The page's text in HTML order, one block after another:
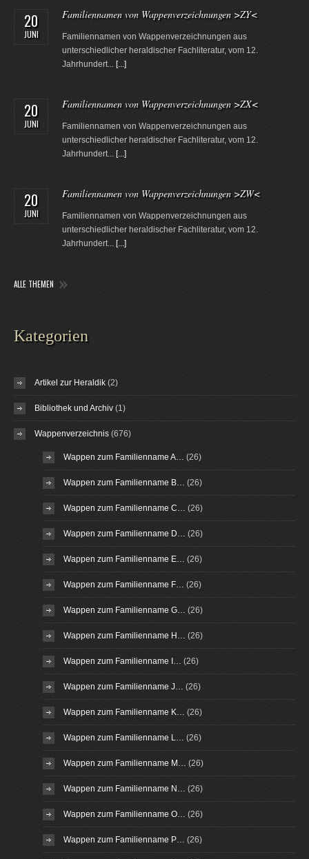
20
JUNI
Familiennamen von Wappenverzeichnungen >ZY<
Familiennamen von Wappenverzeichnungen aus
unterschiedlicher heraldischer Fachliteratur, vom 12.
Jahrhundert... [...]
20
JUNI
Familiennamen von Wappenverzeichnungen >ZX<
Familiennamen von Wappenverzeichnungen aus
unterschiedlicher heraldischer Fachliteratur, vom 12.
Jahrhundert... [...]
20
JUNI
Familiennamen von Wappenverzeichnungen >ZW<
Familiennamen von Wappenverzeichnungen aus
unterschiedlicher heraldischer Fachliteratur, vom 12.
Jahrhundert... [...]
ALLE THEMEN
Kategorien
Artikel zur Heraldik (2)
Bibliothek und Archiv (1)
Wappenverzeichnis (676)
Wappen zum Familienname A… (26)
Wappen zum Familienname B… (26)
Wappen zum Familienname C… (26)
Wappen zum Familienname D… (26)
Wappen zum Familienname E… (26)
Wappen zum Familienname F… (26)
Wappen zum Familienname G… (26)
Wappen zum Familienname H… (26)
Wappen zum Familienname I… (26)
Wappen zum Familienname J… (26)
Wappen zum Familienname K… (26)
Wappen zum Familienname L… (26)
Wappen zum Familienname M… (26)
Wappen zum Familienname N… (26)
Wappen zum Familienname O… (26)
Wappen zum Familienname P… (26)